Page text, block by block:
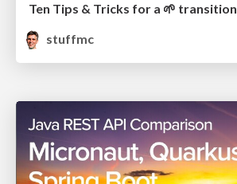
Ten Tips & Tricks for a 🌱 transition
stuffmc